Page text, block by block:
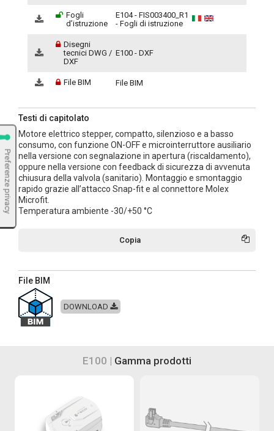
Fogli
d’istruzione
E104 - FIS003400_R1
- Fogli di istruzione
Disegni
tecnici DWG /
DXF
E100 - DXF
File BIM File BIM
Testi di capitolato
Motore elettrico stepper, compatto, silenzioso e a basso
consumo, con funzione ON-OFF e microinterruttore ausiliario
nella versione con segnalazione in apertura (riscaldamento),
oppure nella versione con feedback di sicurezza di avvenuta
chiusura della valvola (sanitario). Montaggio e smontaggio
rapido grazie all’attacco Snap-fit e al connettore Molex
Microfit.
Temperatura ambiente -30/+50 °C
Copia
File BIM
DOWNLOAD
E100 | Gamma prodotti